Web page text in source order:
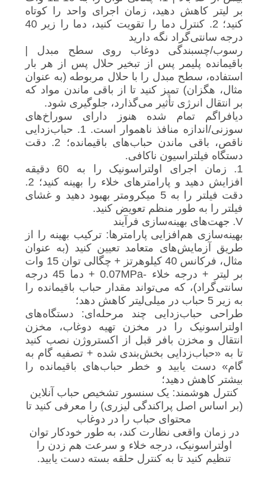
بر لیتر کاهش دهید، زمان اجرای واحد را کوتاه
کنید؛ 2. کنترل دما را تقویت کنید، دما را زیر 40
درجه سانتی‌گراد نگه دارید
رسوب/چسبندگی دوغاب روی سطح مبدل |
باقیمانده پلیمر پس از تبخیر حلال پس از هر بار
استفاده، سطح مبدل را با حلال مربوطه (به عنوان
مثال، هگزان) تمیز کنید تا از باقی ماندن مواد که
بر انتقال انرژی تأثیر می‌گذارد، جلوگیری شود.
دیافراگم تمام شده هنوز دارای سوراخ‌های
سوزنی/اندازه منافذ ناهموار است. 1. حباب‌زدایی
ناقص، باقی ماندن حباب‌های باقیمانده؛ 2. دقت
دستگاه فیلتراسیون ناکافی.
1. زمان اجرای اولتراسونیک را به 60 دقیقه
افزایش دهید و پارامترهای خلاء را بهینه کنید؛ 2.
دقت فیلتر را به 5 میکرومتر بهبود دهید و غشای
فیلتر را به طور منظم تعویض کنید.
V. جهت‌های بهینه‌سازی فرآیند
بهینه‌سازی هم‌افزایی پارامترها: ترکیب بهینه را از
طریق آزمایش‌های متعامد تعیین کنید (به عنوان
مثال، فرکانس 40 کیلوهرتز + چگالی توان 15 وات
بر لیتر + درجه خلاء -0.07MPa + دما 45 درجه
سانتی‌گراد)، که می‌تواند مقدار حباب باقیمانده را
به زیر 5 حباب در میلی‌لیتر کاهش دهد؛
طراحی حباب‌زدایی چند مرحله‌ای: دستگاه‌های
اولتراسونیک را در مخزن تهیه دوغاب، مخزن
انتقال و مخزن بافر قبل از اکستروژن نصب کنید
تا به «حباب‌زدایی بخش‌بندی شده + تصفیه گام به
گام» دست یابید و خطر حباب‌های باقیمانده را
بیشتر کاهش دهید؛
کنترل هوشمند: یک سنسور تشخیص حباب آنلاین
(بر اساس اصل پراکندگی لیزری) را معرفی کنید تا
محتوای حباب را در دوغاب
در زمان واقعی نظارت کند، به طور خودکار توان
اولتراسونیک، درجه خلاء و سرعت هم زدن را
تنظیم کنید تا به کنترل حلقه بسته دست یابید.